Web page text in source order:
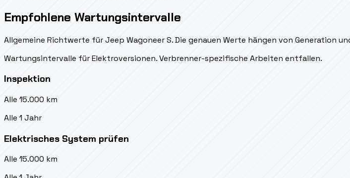
Empfohlene Wartungsintervalle
Allgemeine Richtwerte für Jeep Wagoneer S. Die genauen Werte hängen von Generation
Wartungsintervalle für Elektroversionen. Verbrenner-spezifische Arbeiten entfallen.
Inspektion
Alle 15.000 km
Alle 1 Jahr
Elektrisches System prüfen
Alle 15.000 km